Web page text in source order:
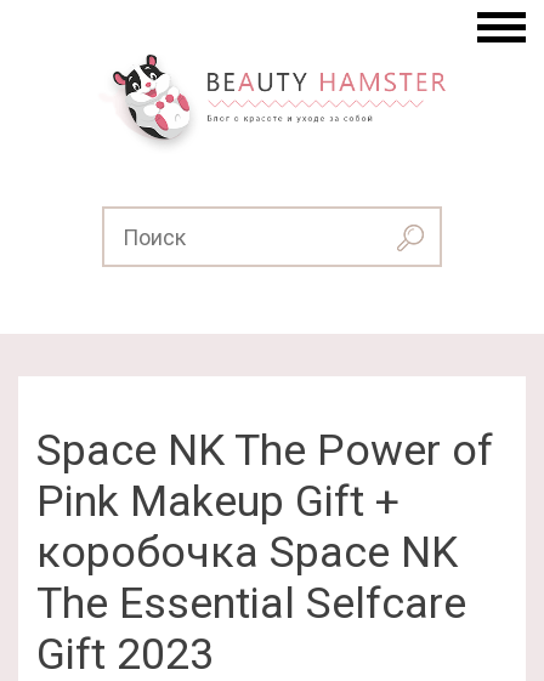
Space NK The Power of
Pink Makeup Gift +
коробочка Space NK
The Essential Selfcare
Gift 2023